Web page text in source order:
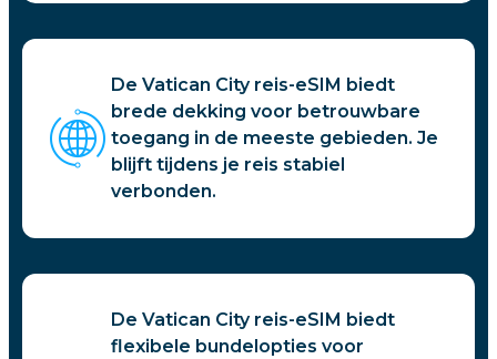
De Vatican City reis-eSIM biedt
brede dekking voor betrouwbare
toegang in de meeste gebieden. Je
blijft tijdens je reis stabiel
verbonden.
De Vatican City reis-eSIM biedt
flexibele bundelopties voor